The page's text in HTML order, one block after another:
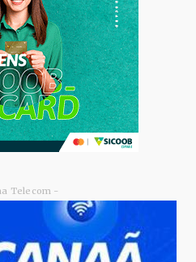
09, 2026
Telecom -